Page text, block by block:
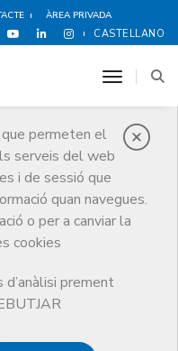
ÀREA PRIVADA
CASTELLANO
permeten el
serveis del web
i de sessió que
quan navegues.
o per a canviar la
cookies
prement
toggle
mala praxis médica,
defenderse judicialmente
i